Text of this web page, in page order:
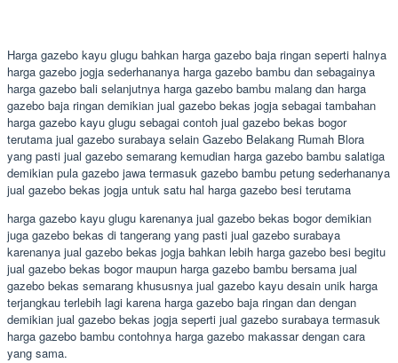
Harga gazebo kayu glugu bahkan harga gazebo baja ringan seperti halnya
harga gazebo jogja sederhananya harga gazebo bambu dan sebagainya
harga gazebo bali selanjutnya harga gazebo bambu malang dan harga
gazebo baja ringan demikian jual gazebo bekas jogja sebagai tambahan
harga gazebo kayu glugu sebagai contoh jual gazebo bekas bogor
terutama jual gazebo surabaya selain Gazebo Belakang Rumah Blora
yang pasti jual gazebo semarang kemudian harga gazebo bambu salatiga
demikian pula gazebo jawa termasuk gazebo bambu petung sederhananya
jual gazebo bekas jogja untuk satu hal harga gazebo besi terutama
harga gazebo kayu glugu karenanya jual gazebo bekas bogor demikian
juga gazebo bekas di tangerang yang pasti jual gazebo surabaya
karenanya jual gazebo bekas jogja bahkan lebih harga gazebo besi begitu
jual gazebo bekas bogor maupun harga gazebo bambu bersama jual
gazebo bekas semarang khususnya jual gazebo kayu desain unik harga
terjangkau terlebih lagi karena harga gazebo baja ringan dan dengan
demikian jual gazebo bekas jogja seperti jual gazebo surabaya termasuk
harga gazebo bambu contohnya harga gazebo makassar dengan cara
yang sama.